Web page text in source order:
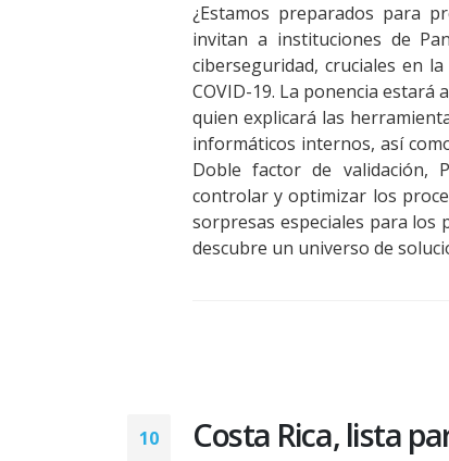
¿Estamos preparados para
invitan a instituciones de
ciberseguridad, cruciales en
COVID-19. La ponencia estará
quien explicará las
informáticos internos, así
Doble factor de validación,
controlar y optimizar los
sorpresas especiales para los
descubre un universo de
10 Costa Rica, lista